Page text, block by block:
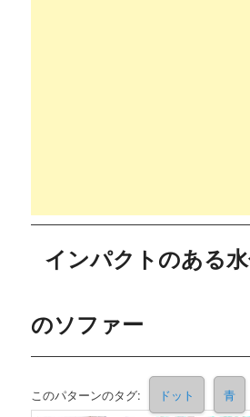
インパクトのある
のソファー
このパターンのタグ: ドット 青